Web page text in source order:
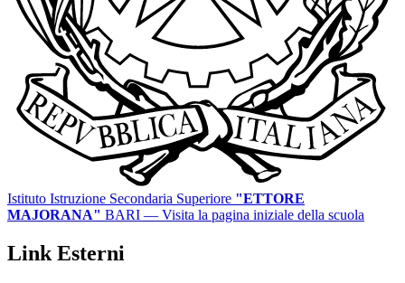
Istituto Istruzione Secondaria Superiore "ETTORE
MAJORANA" BARI — Visita la pagina iniziale della scuola
Link Esterni